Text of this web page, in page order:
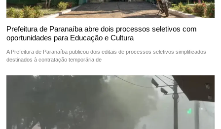
Prefeitura de Paranaíba abre dois processos seletivos com
oportunidades para Educação e Cultura
A Prefeitura de Paranaíba publicou dois editais de processos seletivos simplificados
destinados à contratação temporária de